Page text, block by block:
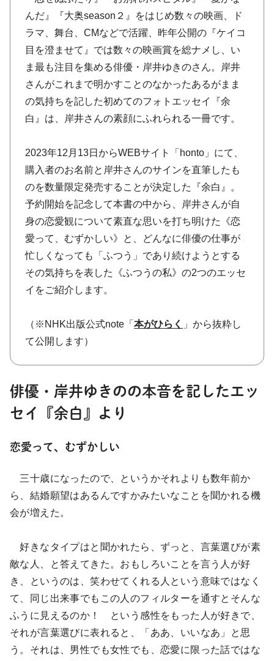
んだ』『大奥season２』をはじめ数々の映画、ド
ラマ、舞台、CMなどで活躍、昨年公開の『ケイコ
目を澄ませて』では数々の映画賞を総ナメし、い
ま最も注目を集める俳優・岸井ゆきのさん。岸井
さんがこれまで明かすことのなかったあるがまま
の気持ちを記した初めてのフォトエッセイ『余
白』は、岸井さんの素顔にふれられる一冊です。
2023年12月13日からWEBサイト「honto」にて、
購入者のお名前と岸井さんのサインを直筆したも
のを数量限定発売することが決定した『余白』。
予約開始を記念して本書の中から、岸井さんが自
身の恋愛観について素直な思いを打ち明けた《恋
愛って、むずかしい》と、どんなに俳優の仕事が
忙しくなっても「ふつう」であり続けようとする
その気持ちを表した《ふつうの私》の2つのエッセ
イをご紹介します。
（※NHK出版公式note「 本がひらく 」から抜粋し
て公開します）
俳優・岸井ゆきのの本音を記したエッ
セイ『余白』より
恋愛って、むずかしい
三十歳になったので、というかそれよりも数年前か
ら、結婚願望はあるんですかみたいなことを聞かれる機
会が増えた。
好きなタイプはと聞かれたら、ずっと、言葉選びが素
敵な人、と答えてきた。おもしろいことを言う人が好
き、というのは、笑わせてくれる人という意味ではなく
て、同じ出来事でもこの人のフィルターを通すとそんな
ふうに見えるのか！ という感性をもった人が好きで、
それが言葉選びに表れると、「ああ、いいなあ」と思
う。それは、男性でも女性でも、恋愛に限った話ではな